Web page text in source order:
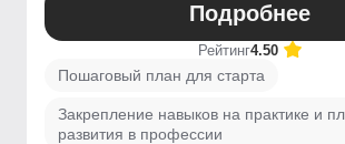
Подробнее
Рейтинг4.50
Пошаговый план для старта
Закрепление навыков на практике и
развития в профессии